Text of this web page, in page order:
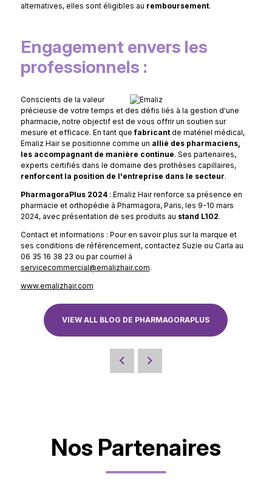
alternatives, elles sont éligibles au remboursement.
Engagement envers les
professionnels :
Conscients de la valeur
précieuse de votre temps et des défis liés à la gestion d'une
pharmacie, notre objectif est de vous offrir un soutien sur
mesure et efficace. En tant quefabricant de matériel médical,
Emaliz Hair se positionne comme un allié des pharmaciens,
les accompagnant de manière continue. Ses partenaires,
experts certifiés dans le domaine des prothèses capillaires,
renforcent la position de l'entreprise dans le secteur.
PharmagoraPlus 2024: Emaliz Hair renforce sa présence en
pharmacie et orthopédie à Pharmagora, Paris, les 9-10 mars
2024, avec présentation de ses produits au stand L102.
Contact et informations : Pour en savoir plus sur la marque et
ses conditions de référencement, contactez Suzie ou Carla au
06 35 16 38 23 ou par courriel à
servicecommercial@emalizhair.com.
www.emalizhair.com
VIEW ALL BLOG DE PHARMAGORAPLUS
Nos Partenaires